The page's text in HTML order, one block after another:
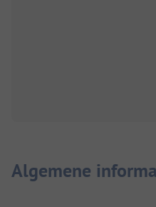
Algemene